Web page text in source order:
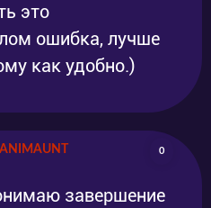
это
ошибка, лучше
как удобно.)
0
завершение